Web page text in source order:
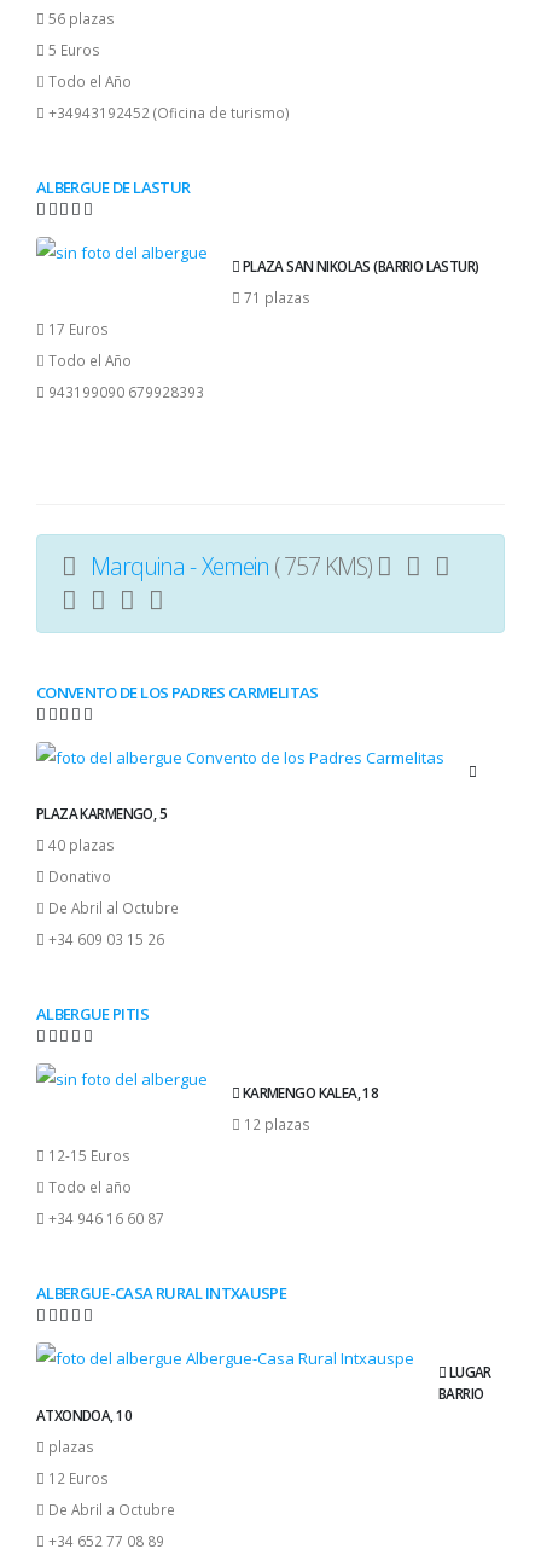
56 plazas
5 Euros
Todo el Año
+34943192452 (Oficina de turismo)
ALBERGUE DE LASTUR
PLAZA SAN NIKOLAS (BARRIO LASTUR)
71 plazas
17 Euros
Todo el Año
943199090 679928393
Marquina - Xemein ( 757 KMS)
CONVENTO DE LOS PADRES CARMELITAS
PLAZA KARMENGO, 5
40 plazas
Donativo
De Abril al Octubre
+34 609 03 15 26
ALBERGUE PITIS
KARMENGO KALEA, 18
12 plazas
12-15 Euros
Todo el año
+34 946 16 60 87
ALBERGUE-CASA RURAL INTXAUSPE
LUGAR
BARRIO
ATXONDOA, 10
plazas
12 Euros
De Abril a Octubre
+34 652 77 08 89